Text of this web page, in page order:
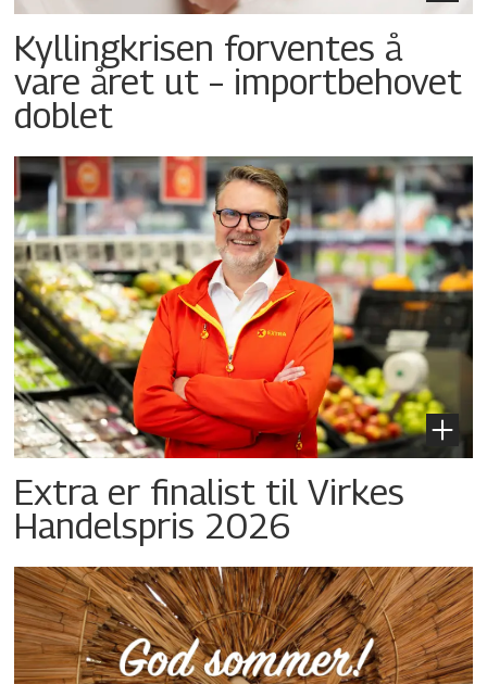
Kyllingkrisen forventes å
vare året ut – importbehovet
doblet
Extra er finalist til Virkes
Handelspris 2026